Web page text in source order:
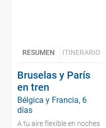
RESUMEN ITINERARIO
Bruselas y París
en tren
Bélgica y Francia, 6
días
A tu aire flexible en noches